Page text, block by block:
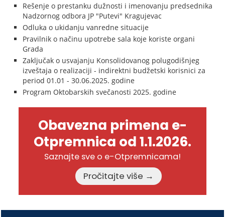
Rešenje o prestanku dužnosti i imenovanju predsednika
Nadzornog odbora JP "Putevi" Kragujevac
Odluka o ukidanju vanredne situacije
Pravilnik o načinu upotrebe sala koje koriste organi
Grada
Zaključak o usvajanju Konsolidovanog polugodišnjeg
izveštaja o realizaciji - indirektni budžetski korisnici za
period 01.01 - 30.06.2025. godine
Program Oktobarskih svečanosti 2025. godine
Obavezna primena e-
Otpremnica od 1.1.2026.
Saznajte sve o e-Otpremnicama!
Pročitajte više →